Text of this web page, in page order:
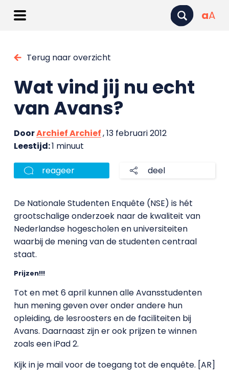
aA
Terug naar overzicht
Wat vind jij nu echt
van Avans?
DoorArchief Archief, 13 februari 2012
Leestijd:1 minuut
reageer deel
De Nationale Studenten Enquête (NSE) is hét
grootschalige onderzoek naar de kwaliteit van
Nederlandse hogescholen en universiteiten
waarbij de mening van de studenten centraal
staat.
Prijzen!!!
Tot en met 6 april kunnen alle Avansstudenten
hun mening geven over onder andere hun
opleiding, de lesroosters en de faciliteiten bij
Avans. Daarnaast zijn er ook prijzen te winnen
zoals een iPad 2.
Kijk in je mail voor de toegang tot de enquête. [AR]